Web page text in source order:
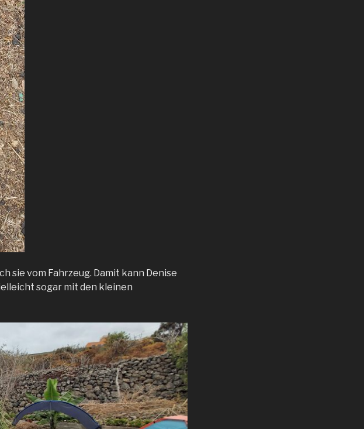
sie vom Fahrzeug. Damit kann Denise
sogar mit den kleinen